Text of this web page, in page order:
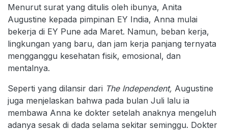
Menurut surat yang ditulis oleh ibunya, Anita
Augustine kepada pimpinan EY India, Anna mulai
bekerja di EY Pune ada Maret. Namun, beban kerja,
lingkungan yang baru, dan jam kerja panjang ternyata
mengganggu kesehatan fisik, emosional, dan
mentalnya.
Seperti yang dilansir dari The Independent, Augustine
juga menjelaskan bahwa pada bulan Juli lalu ia
membawa Anna ke dokter setelah anaknya mengeluh
adanya sesak di dada selama sekitar seminggu. Dokter